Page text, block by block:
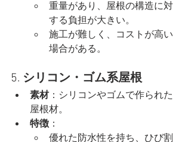
重量があり、屋根の構造に対
する負担が大きい。
施工が難しく、コストが高い
場合がある。
5. シリコン・ゴム系屋根
素材：シリコンやゴムで作られた
屋根材。
特徴：
優れた防水性を持ち、ひび割